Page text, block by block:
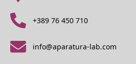
+389 76 450 710
info@aparatura-lab.com